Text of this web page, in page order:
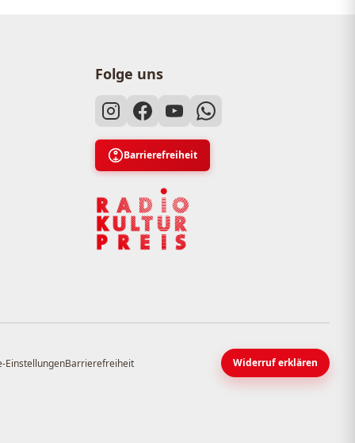
Folge uns
Barrierefreiheit
EinstellungenBarrierefreiheit Widerruf erklären